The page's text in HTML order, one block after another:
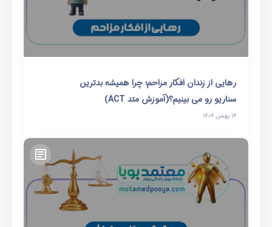
رهایی از زندان افکار مزاحم؛ چرا همیشه بدترین
سناریو رو می بینیم؟(آموزش متد ACT)
۱۴ بهمن ۱۴۰۴